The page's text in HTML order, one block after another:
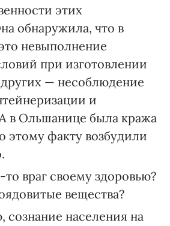
этих
обнаружила, что в
невыполнение
при изготовлении
— несоблюдение
и
в Ольшанице была кража
этому факту возбудили
враг своему здоровью?
вещества?
населения на